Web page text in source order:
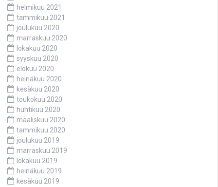
helmikuu 2021
tammikuu 2021
joulukuu 2020
marraskuu 2020
lokakuu 2020
syyskuu 2020
elokuu 2020
heinäkuu 2020
kesäkuu 2020
toukokuu 2020
huhtikuu 2020
maaliskuu 2020
tammikuu 2020
joulukuu 2019
marraskuu 2019
lokakuu 2019
heinäkuu 2019
kesäkuu 2019